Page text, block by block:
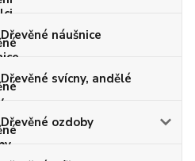
Dřevěné náušnice
Dřevěné svícny, andělé
Dřevěné ozdoby